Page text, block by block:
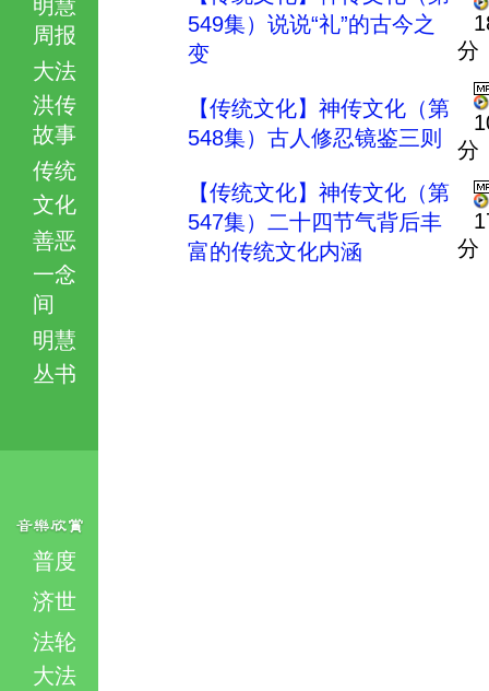
周报
大法
洪传
故事
传统
文化
善恶
一念
间
明慧
丛书
普度
济世
法轮
大法
549集）说说“礼”的古今之
变
分
【传统文化】神传文化（第
548集）古人修忍镜鉴三则
分
【传统文化】神传文化（第
547集）二十四节气背后丰
富的传统文化内涵
分